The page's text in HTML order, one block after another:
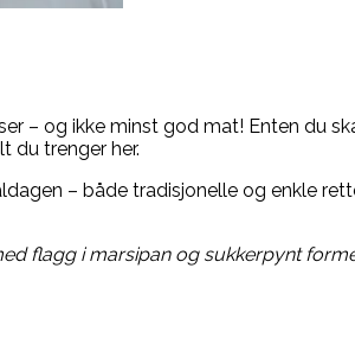
– og ikke minst god mat! Enten du
du trenger her.
– både tradisjonelle og enkle
flagg i marsipan og sukkerpynt